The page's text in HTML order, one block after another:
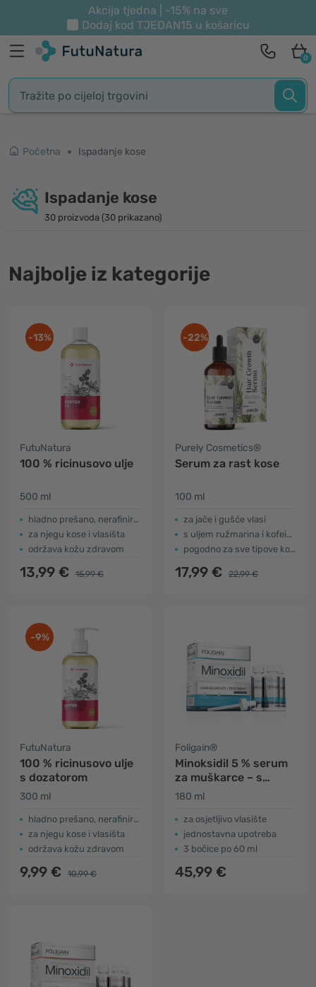
Akcija tjedna | -15% na sve
Dodaj kod TJEDAN15 u košaricu
0
Početna Ispadanje kose
Ispadanje kose
30 proizvoda (30 prikazano)
Najbolje iz kategorije
-13%
FutuNatura
100 % ricinusovo ulje
500 ml
hladno prešano, nerafinirano
za njegu kose i vlasišta
održava kožu zdravom
13,99 € 15,99 €
-22%
Purely Cosmetics®
Serum za rast kose
100 ml
za jače i gušće vlasi
s uljem ružmarina i kofeinom
pogodno za sve tipove kose
17,99 € 22,99 €
-9%
FutuNatura
100 % ricinusovo ulje
s dozatorom
300 ml
hladno prešano, nerafinirano
za njegu kose i vlasišta
održava kožu zdravom
9,99 € 10,99 €
Foligain®
Minoksidil 5 % serum
za muškarce – s
niskim udjelom
180 ml
za osjetljivo vlasište
jednostavna upotreba
3 bočice po 60 ml
45,99 €